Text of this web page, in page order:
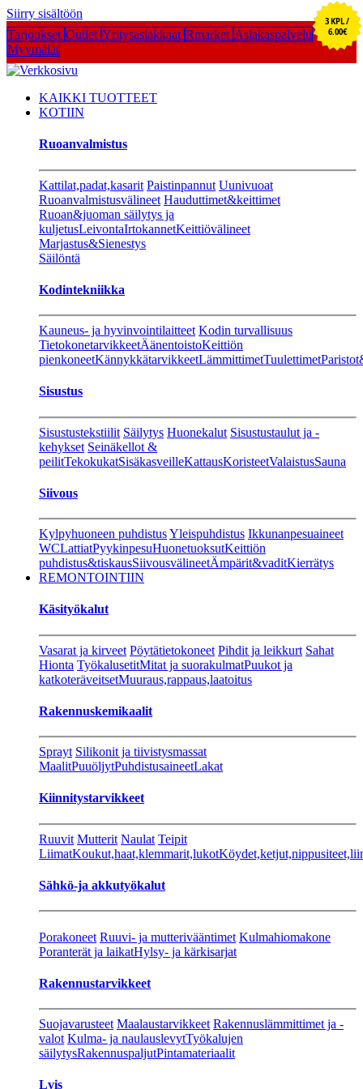
Siirry sisältöön
Tarjoukset Outlet Yritysasiakkaat Rmarket Asiakaspalvelu
Myymälät
KAIKKI TUOTTEET
KOTIIN
Ruoanvalmistus
Kattilat,padat,kasarit Paistinpannut Uunivuoat
Ruoanvalmistusvälineet Hauduttimet&keittimet
Ruoan&juoman säilytys ja
kuljetusLeivontaIrtokannetKeittiövälineet
Marjastus&Sienestys
Säilöntä
Kodintekniikka
Kauneus- ja hyvinvointilaitteet Kodin turvallisuus
TietokonetarvikkeetÄänentoistoKeittiön
pienkoneetKännykkätarvikkeetLämmittimetTuulettimet
Sisustus
Sisustustekstiilit Säilytys Huonekalut Sisustustaulut ja -
kehykset Seinäkellot &
peilitTekokukatSisäkasveilleKattausKoristeetValaistusSauna
Siivous
Kylpyhuoneen puhdistusYleispuhdistus Ikkunanpesuaineet
WCLattiatPyykinpesuHuonetuoksutKeittiön
puhdistus&tiskausSiivousvälineetÄmpärit&vaditKierrätys
REMONTOINTIIN
Käsityökalut
Vasarat ja kirveet Pöytätietokoneet Pihdit ja leikkurt Sahat
Hionta TyökalusetitMitat ja suorakulmatPuukot ja
katkoteräveitsetMuuraus,rappaus,laatoitus
Rakennuskemikaalit
Sprayt Silikonit ja tiivistysmassat
MaalitPuuöljytPuhdistusaineetLakat
Kiinnitystarvikkeet
Ruuvit Mutterit Naulat Teipit
LiimatKoukut,haat,klemmarit,lukot
Sähkö-ja akkutyökalut
Porakoneet Ruuvi- ja mutterivääntimet Kulmahiomakone
Poranterät ja laikatHylsy- ja kärkisarjat
Rakennustarvikkeet
Suojavarusteet Maalaustarvikkeet Rakennuslämmittimet ja -
valot Kulma- ja naulauslevytTyökalujen
säilytysRakennuspaljutPintamateriaalit
Lvis
3 KPL /
6.00€